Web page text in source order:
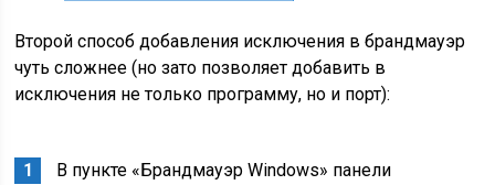
Второй способ добавления исключения в брандмауэр
чуть сложнее (но зато позволяет добавить в
исключения не только программу, но и порт):
В пункте «Брандмауэр Windows» панели